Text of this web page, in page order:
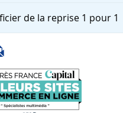
de la reprise 1 pour 1